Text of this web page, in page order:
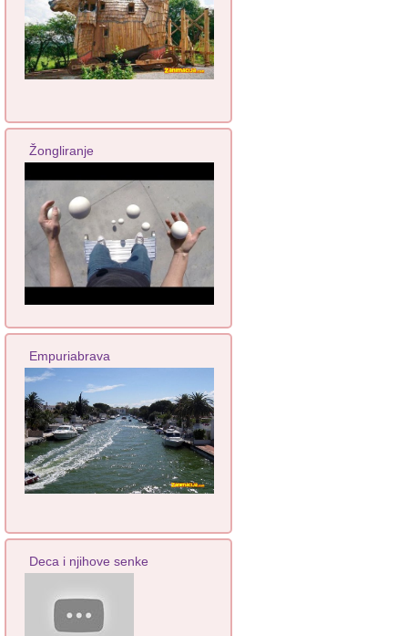
Žongliranje
Empuriabrava
Deca i njihove senke